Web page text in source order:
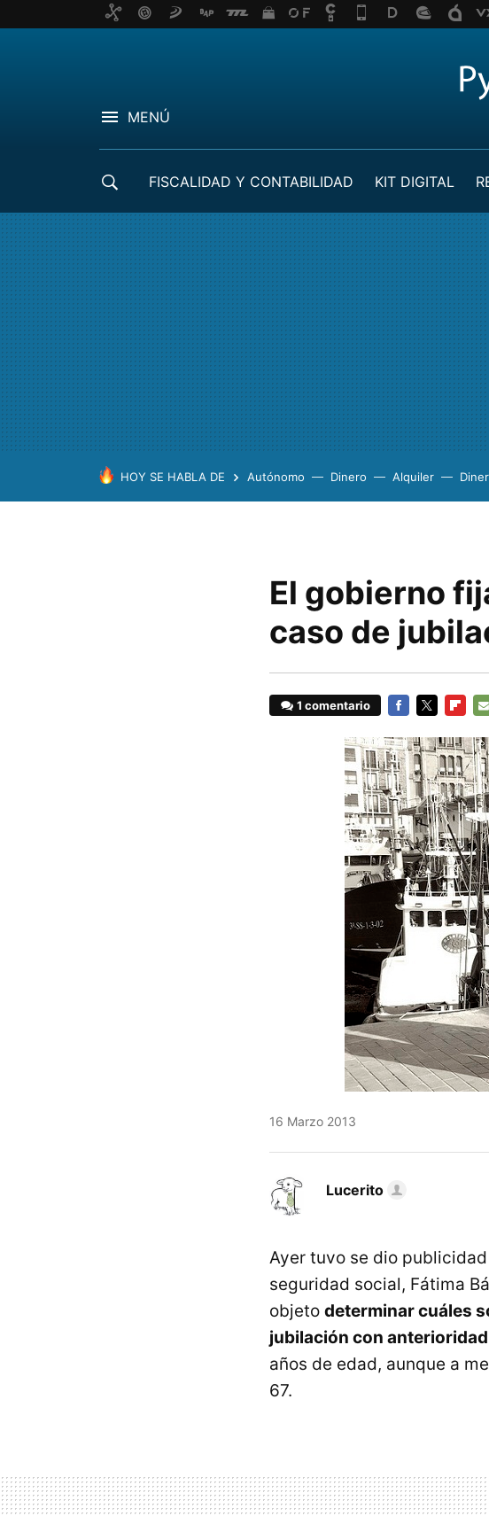
MENÚ
FISCALIDAD Y CONTABILIDAD KIT DIGITAL
HOY SE HABLA DE Autónomo Dinero Alquiler
El gobierno
caso de
1 comentario
16 Marzo 2013
Lucerito
Ayer tuvo se dio
seguridad social, Fátima
objeto determinar cuáles
jubilación con anterioridad
años de edad, aunque a
67.